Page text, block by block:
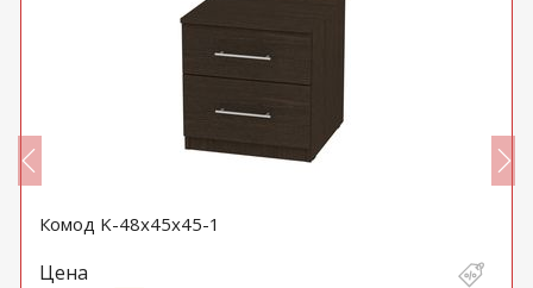
Комод K-48x45x45-1
Цена